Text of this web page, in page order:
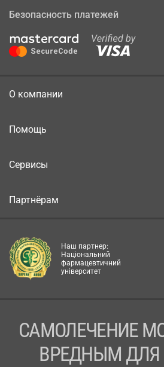
Безопасность платежей
О компании
Помощь
Сервисы
Партнёрам
Наш партнер:
Національний
фармацевтичний
університет
САМОЛЕЧЕНИЕ
ВРЕДНЫМ ДЛЯ